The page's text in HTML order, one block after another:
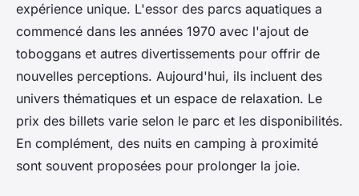
expérience unique. L'essor des parcs aquatiques a
commencé dans les années 1970 avec l'ajout de
toboggans et autres divertissements pour offrir de
nouvelles perceptions. Aujourd'hui, ils incluent des
univers thématiques et un espace de relaxation. Le
prix des billets varie selon le parc et les disponibilités.
En complément, des nuits en camping à proximité
sont souvent proposées pour prolonger la joie.